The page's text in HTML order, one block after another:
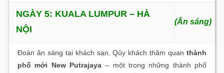
NGÀY 5: KUALA LUMPUR – HÀ
NỘI
(Ăn sáng)
Đoàn ăn sáng tại khách sạn. Qúy khách thăm quan thành
phố mới New Putrajaya – một trong những thành phố